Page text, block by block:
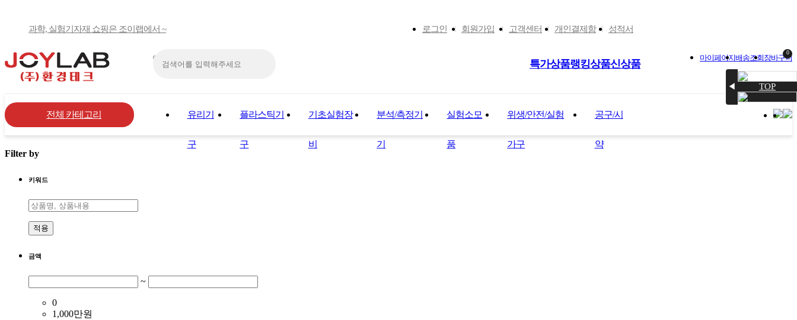
과학, 실험기자재 쇼핑은 조이랩에서 ~ 로그인 회원가입 고객센터 개인결제함 성적서
특가상품랭킹상품신상품
마이페이지배송조회장바구니
0
전체 카테고리 유리기
구
플라스틱기
구
기초실험장
비
분석/측정기
기
실험소모
품
위생/안전/실험
가구
공구/시
약
Filter by
키워드
적용
금액
~
0
1,000만원
◀ TOP